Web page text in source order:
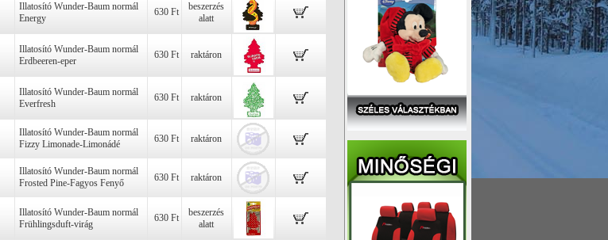
Illatosító Wunder-Baum normál
Energy
630 Ft
beszerzés
alatt
Illatosító Wunder-Baum normál
Erdbeeren-eper
630 Ft raktáron
Illatosító Wunder-Baum normál
Everfresh
630 Ft raktáron
Illatosító Wunder-Baum normál
Fizzy Limonade-Limonádé
630 Ft raktáron
Illatosító Wunder-Baum normál
Frosted Pine-Fagyos Fenyő
630 Ft raktáron
Illatosító Wunder-Baum normál
Frühlingsduft-virág
630 Ft
beszerzés
alatt